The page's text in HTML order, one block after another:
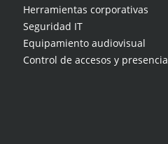
Herramientas corporativas
Seguridad IT
Equipamiento audiovisual
Control de accesos y presencia